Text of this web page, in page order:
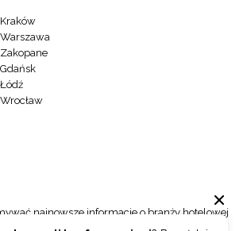
najnowsze informacje o branży hotelowej
newslettera.